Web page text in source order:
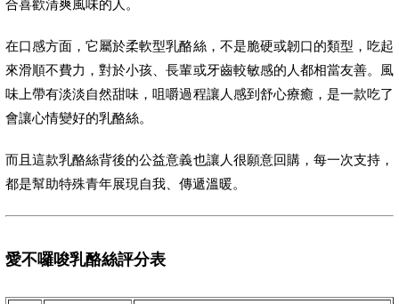
合喜歡清爽風味的人。
在口感方面，它屬於柔軟型乳酪絲，不是脆硬或韌口的類型，吃起
來滑順不費力，對於小孩、長輩或牙齒較敏感的人都相當友善。風
味上帶有淡淡自然甜味，咀嚼過程讓人感到舒心療癒，是一款吃了
會讓心情變好的乳酪絲。
而且這款乳酪絲背後的公益意義也讓人很願意回購，每一次支持，
都是幫助特殊青年展現自我、傳遞溫暖。
愛不囉唆乳酪絲評分表